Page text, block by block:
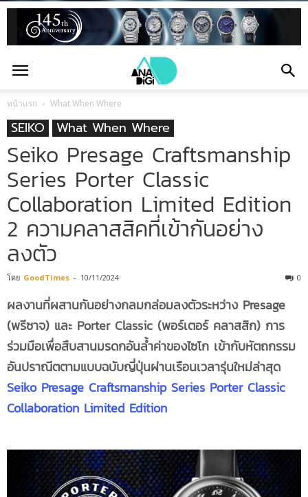
หน้าแรก What When Where
SEIKO What When Where
Seiko Presage Craftsmanship
Series Porter Classic
Collaboration Limited Edition
2 ความคลาสสิคที่เข้ากันอย่าง
ลงตัว
โดย GoodTimes - 10/11/2024 0
ผลงานที่ผสานกันอย่างกลมกล่อมลงตัวระหว่าง Presage
(พรีซาจ) และ Porter Classic (พอร์เตอร์ คลาสสิก) การ
ร่วมมือเพื่อสืบสานมรดกอันล้ำค่าของไซโก เข้ากับหัตถกรรม
อันปราณีตตามแบบฉบับญี่ปุ่นผ่านเรือนเวลารุ่นใหม่ล่าสุด
Seiko Presage Craftsmanship Series Porter Classic
Collaboration Limited Edition